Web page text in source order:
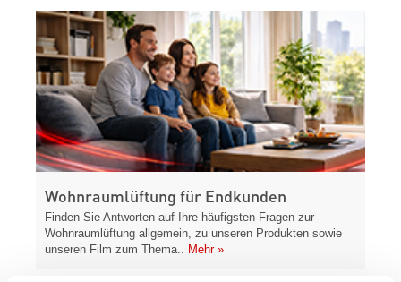
Wohnraumlüftung für Endkunden
Finden Sie Antworten auf Ihre häufigsten Fragen zur
Wohnraumlüftung allgemein, zu unseren Produkten sowie
unseren Film zum Thema.. Mehr »